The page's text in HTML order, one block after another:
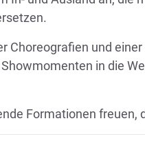
und
in die
Formationen freuen,